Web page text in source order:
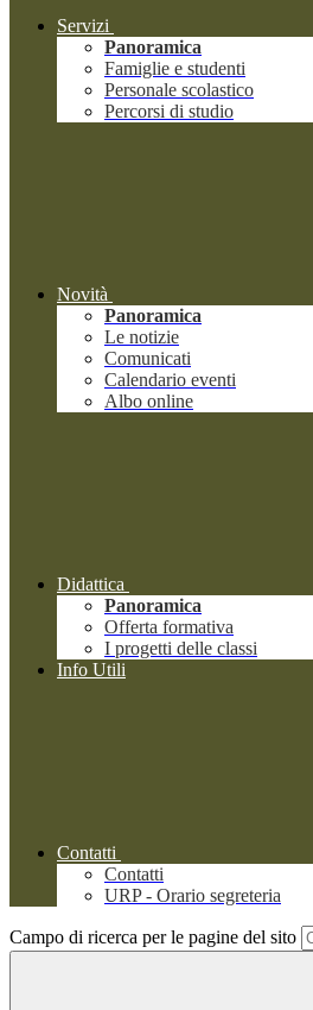
Servizi
Panoramica
Famiglie e studenti
Personale scolastico
Percorsi di studio
Novità
Panoramica
Le notizie
Comunicati
Calendario eventi
Albo online
Didattica
Panoramica
Offerta formativa
I progetti delle classi
Info Utili
Contatti
Contatti
URP - Orario segreteria
Campo di ricerca per le pagine del sito